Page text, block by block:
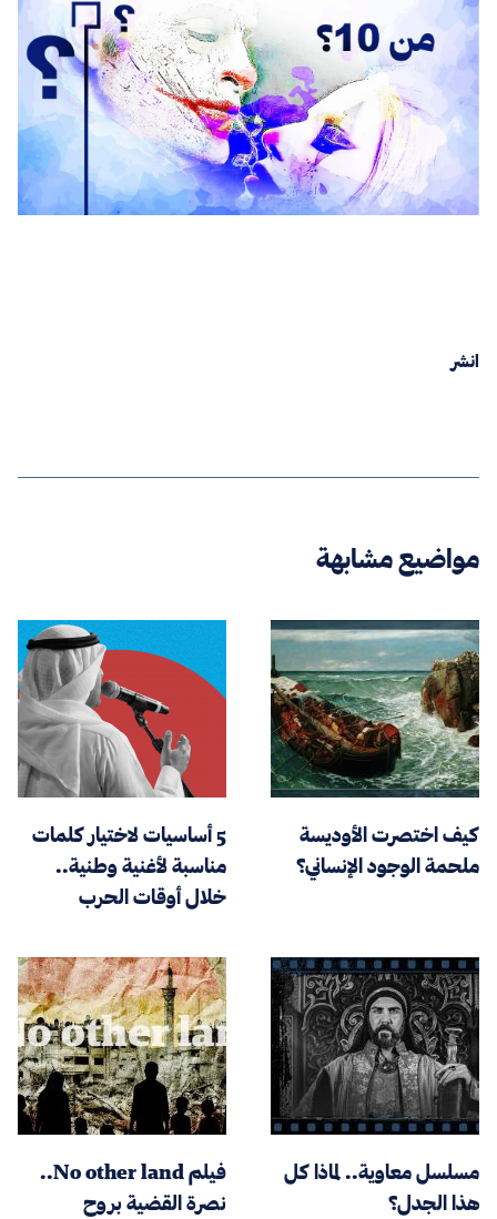
انشر
مواضيع مشابهة
كيف اختصرت الأوديسة
ملحمة الوجود الإنساني؟
5 أساسيات لاختيار كلمات
مناسبة لأغنية وطنية..
خلال أوقات الحرب
مسلسل معاوية.. لماذا كل
هذا الجدل؟
فيلم No other land..
نصرة القضية بروح